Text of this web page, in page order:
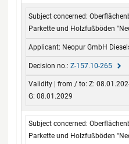
Parkette und Holzfußböden
Neopur GmbH
Z-157.10-265
Z:
G: 08.01.2029
Parkette und Holzfußböden